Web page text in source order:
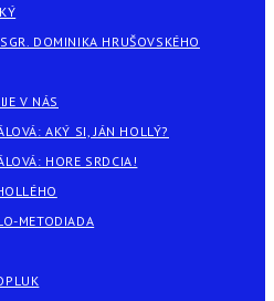
DOMINIKA HRUŠOVSKÉHO
V NÁS
AKÝ SI, JÁN HOLLÝ?
HORE SRDCIA!
METODIADA